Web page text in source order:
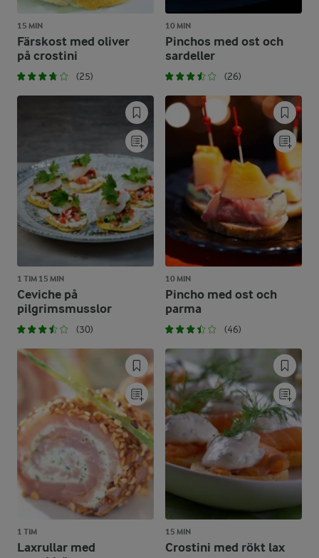
15 MIN
Färskost med oliver
på crostini
(25)
10 MIN
Pinchos med ost och
sardeller
(26)
1 TIM 15 MIN
Ceviche på
pilgrimsmusslor
(30)
10 MIN
Pincho med ost och
parma
(46)
1 TIM
Laxrullar med
15 MIN
Crostini med rökt lax